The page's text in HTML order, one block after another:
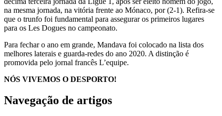
na mesma jornada, na vitória frente ao Mónaco, por (2-1). Refira-se
que o trunfo foi fundamental para assegurar os primeiros lugares
para os Les Dogues no campeonato.
Para fechar o ano em grande, Mandava foi colocado na lista dos
melhores laterais e guarda-redes do ano 2020. A distinção é
promovida pelo jornal francês L’equipe.
NÓS VIVEMOS O DESPORTO!
Navegação de artigos